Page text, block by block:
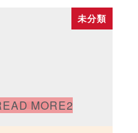
未分類